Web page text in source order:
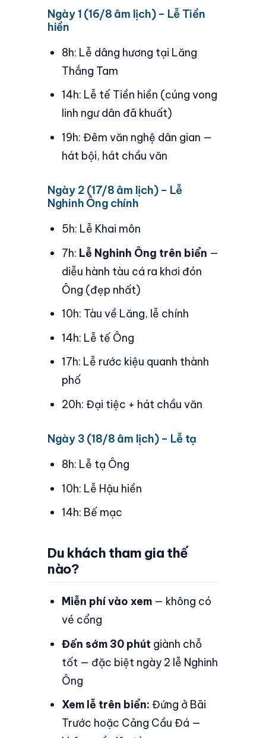
Ngày 1 (16/8 âm lịch) – Lễ Tiền
hiền
8h: Lễ dâng hương tại Lăng
Thắng Tam
14h: Lễ tế Tiền hiền (cúng vong
linh ngư dân đã khuất)
19h: Đêm văn nghệ dân gian —
hát bội, hát chầu văn
Ngày 2 (17/8 âm lịch) – Lễ
Nghinh Ông chính
5h: Lễ Khai môn
7h: Lễ Nghinh Ông trên biển —
diễu hành tàu cá ra khơi đón
Ông (đẹp nhất)
10h: Tàu về Lăng, lễ chính
14h: Lễ tế Ông
17h: Lễ rước kiệu quanh thành
phố
20h: Đại tiệc + hát chầu văn
Ngày 3 (18/8 âm lịch) – Lễ tạ
8h: Lễ tạ Ông
10h: Lễ Hậu hiền
14h: Bế mạc
Du khách tham gia thế
nào?
Miễn phí vào xem — không có
vé cổng
Đến sớm 30 phút giành chỗ
tốt — đặc biệt ngày 2 lễ Nghinh
Ông
Xem lễ trên biển: Đứng ở Bãi
Trước hoặc Cảng Cầu Đá —